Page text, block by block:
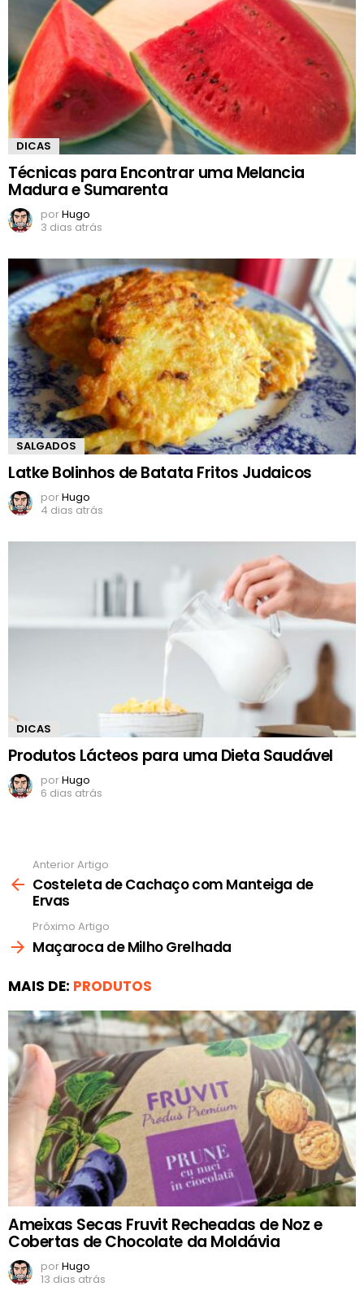
DICAS
Técnicas para Encontrar uma Melancia
Madura e Sumarenta
porHugo
3 dias atrás
SALGADOS
Latke Bolinhos de Batata Fritos Judaicos
porHugo
4 dias atrás
DICAS
Produtos Lácteos para uma Dieta Saudável
porHugo
6 dias atrás
mais
Anterior Artigo
Costeleta de Cachaço com Manteiga de
Ervas
Próximo Artigo
Maçaroca de Milho Grelhada
MAIS DE: PRODUTOS
Ameixas Secas Fruvit Recheadas de Noz e
Cobertas de Chocolate da Moldávia
porHugo
13 dias atrás